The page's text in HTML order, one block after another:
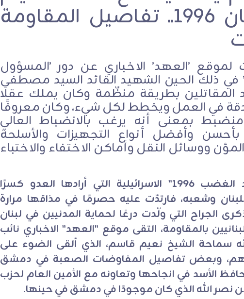
عدوان نيسان 1996.. تفاصيل المقاومة
’العهد’ الاخباري عن دور ’المسؤول
في ذلك الحين الشهيد القائد السيد مصطفى
المقاتلين بطريقة منظّمة وكان يملك عقلًا
في العمل ويخطط لكل شيء، وكان معروفًا
بمعنى أنه يرغب بالانضباط العالي
بأحسن وأفضل أنواع التجهيزات والأسلحة
ووسائل النقل وأماكن الاختفاء والاختباء
عامًا على "عناقيد الغضب 1996" الاسرائيلية التي أرادها العدو كسرًا
وشعبه، فارتدّت عليه حصرمًا في مذاقها مرارة
الجراح التي ولّدت درعًا لحماية المدنيين في لبنان
بالمقاومة، التقى موقع "العهد" الاخباري نائب
سماحة الشيخ نعيم قاسم، الذي ألقى الضوء على
وبعض تفاصيل المفاوضات الصعبة في دمشق
الأسد في انجاحها وتعاونه مع الأمين العام لحزب
نصر الله الذي كان موجودًا في دمشق في حينها.